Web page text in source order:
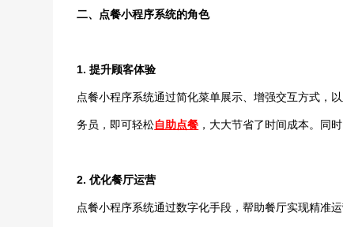
二、点餐小程序系统的角色
1. 提升顾客体验
点餐小程序系统通过简化菜单展示、增强交互方式，
务员，即可轻松自助点餐 ，大大节省了时间成本。同
2. 优化餐厅运营
点餐小程序系统通过数字化手段，帮助餐厅实现精准